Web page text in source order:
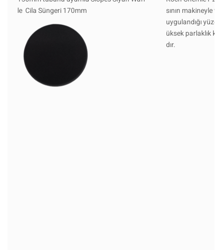
le Cila Süngeri 170mm
sının makineyle
uygulandığı
üksek parlaklık
dır.